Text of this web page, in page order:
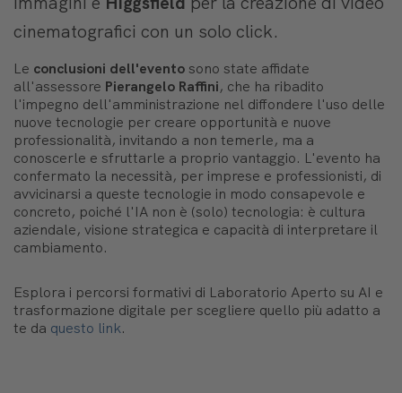
cinematografici con un solo click.
Le conclusioni dell'evento sono state affidate
all'assessore Pierangelo Raffini, che ha ribadito
l'impegno dell'amministrazione nel diffondere l'uso delle
nuove tecnologie per creare opportunità e nuove
professionalità, invitando a non temerle, ma a
conoscerle e sfruttarle a proprio vantaggio. L'evento ha
confermato la necessità, per imprese e professionisti, di
avvicinarsi a queste tecnologie in modo consapevole e
concreto, poiché l'IA non è (solo) tecnologia: è cultura
aziendale, visione strategica e capacità di interpretare il
cambiamento.
Esplora i percorsi formativi di Laboratorio Aperto su AI e
trasformazione digitale per scegliere quello più adatto a
te da questo link.